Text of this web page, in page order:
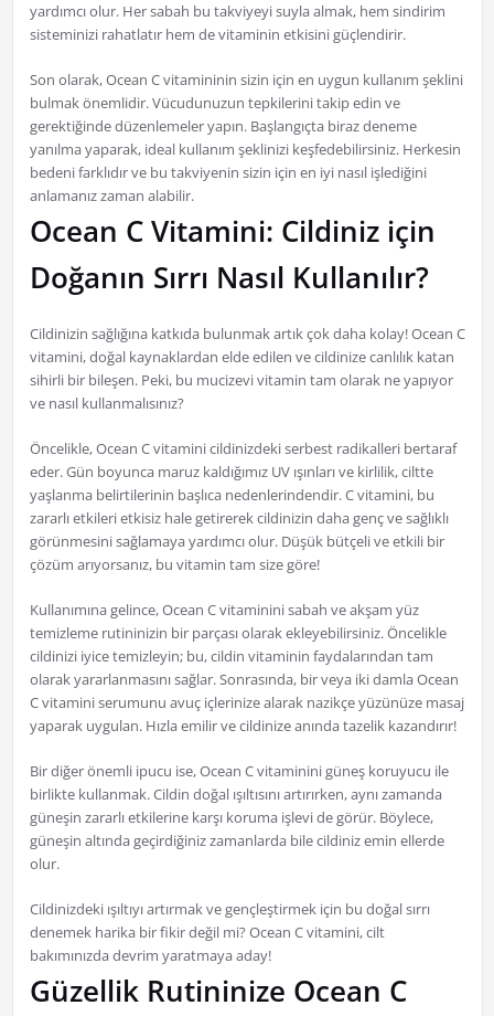
yardımcı olur. Her sabah bu takviyeyi suyla almak, hem sindirim
sisteminizi rahatlatır hem de vitaminin etkisini güçlendirir.
Son olarak, Ocean C vitamininin sizin için en uygun kullanım şeklini
bulmak önemlidir. Vücudunuzun tepkilerini takip edin ve
gerektiğinde düzenlemeler yapın. Başlangıçta biraz deneme
yanılma yaparak, ideal kullanım şeklinizi keşfedebilirsiniz. Herkesin
bedeni farklıdır ve bu takviyenin sizin için en iyi nasıl işlediğini
anlamanız zaman alabilir.
Ocean C Vitamini: Cildiniz için
Doğanın Sırrı Nasıl Kullanılır?
Cildinizin sağlığına katkıda bulunmak artık çok daha kolay! Ocean C
vitamini, doğal kaynaklardan elde edilen ve cildinize canlılık katan
sihirli bir bileşen. Peki, bu mucizevi vitamin tam olarak ne yapıyor
ve nasıl kullanmalısınız?
Öncelikle, Ocean C vitamini cildinizdeki serbest radikalleri bertaraf
eder. Gün boyunca maruz kaldığımız UV ışınları ve kirlilik, ciltte
yaşlanma belirtilerinin başlıca nedenlerindendir. C vitamini, bu
zararlı etkileri etkisiz hale getirerek cildinizin daha genç ve sağlıklı
görünmesini sağlamaya yardımcı olur. Düşük bütçeli ve etkili bir
çözüm arıyorsanız, bu vitamin tam size göre!
Kullanımına gelince, Ocean C vitaminini sabah ve akşam yüz
temizleme rutininizin bir parçası olarak ekleyebilirsiniz. Öncelikle
cildinizi iyice temizleyin; bu, cildin vitaminin faydalarından tam
olarak yararlanmasını sağlar. Sonrasında, bir veya iki damla Ocean
C vitamini serumunu avuç içlerinize alarak nazikçe yüzünüze masaj
yaparak uygulan. Hızla emilir ve cildinize anında tazelik kazandırır!
Bir diğer önemli ipucu ise, Ocean C vitaminini güneş koruyucu ile
birlikte kullanmak. Cildin doğal ışıltısını artırırken, aynı zamanda
güneşin zararlı etkilerine karşı koruma işlevi de görür. Böylece,
güneşin altında geçirdiğiniz zamanlarda bile cildiniz emin ellerde
olur.
Cildinizdeki ışıltıyı artırmak ve gençleştirmek için bu doğal sırrı
denemek harika bir fikir değil mi? Ocean C vitamini, cilt
bakımınızda devrim yaratmaya aday!
Güzellik Rutininize Ocean C